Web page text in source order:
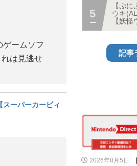
ームソフ
れは見逃せ
ーパーカービィ
【ぷ
ウキ
【妖怪
記事
2026年8月5日